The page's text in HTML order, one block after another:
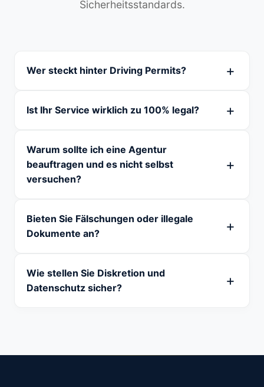
Sicherheitsstandards.
Wer steckt hinter Driving Permits?
Ist Ihr Service wirklich zu 100% legal?
Warum sollte ich eine Agentur
beauftragen und es nicht selbst
versuchen?
Bieten Sie Fälschungen oder illegale
Dokumente an?
Wie stellen Sie Diskretion und
Datenschutz sicher?